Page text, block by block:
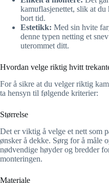
kamuflasjenettet, slik at du
bort tid.
Estetikk: Med sin hvite
denne typen netting et
uterommet ditt.
Hvordan velge riktig hvitt
For å sikre at du velger riktig
ta hensyn til følgende kriterier:
Størrelse
Det er viktig å velge et nett som
ønsker å dekke. Sørg for å måle
nødvendige høyder og bredder
monteringen.
Materiale